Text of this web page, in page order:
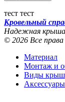
тест тест
Кровельный
Надежная
© 2026 Все
Материал
Монтаж и
Виды крыш
Аксессуары